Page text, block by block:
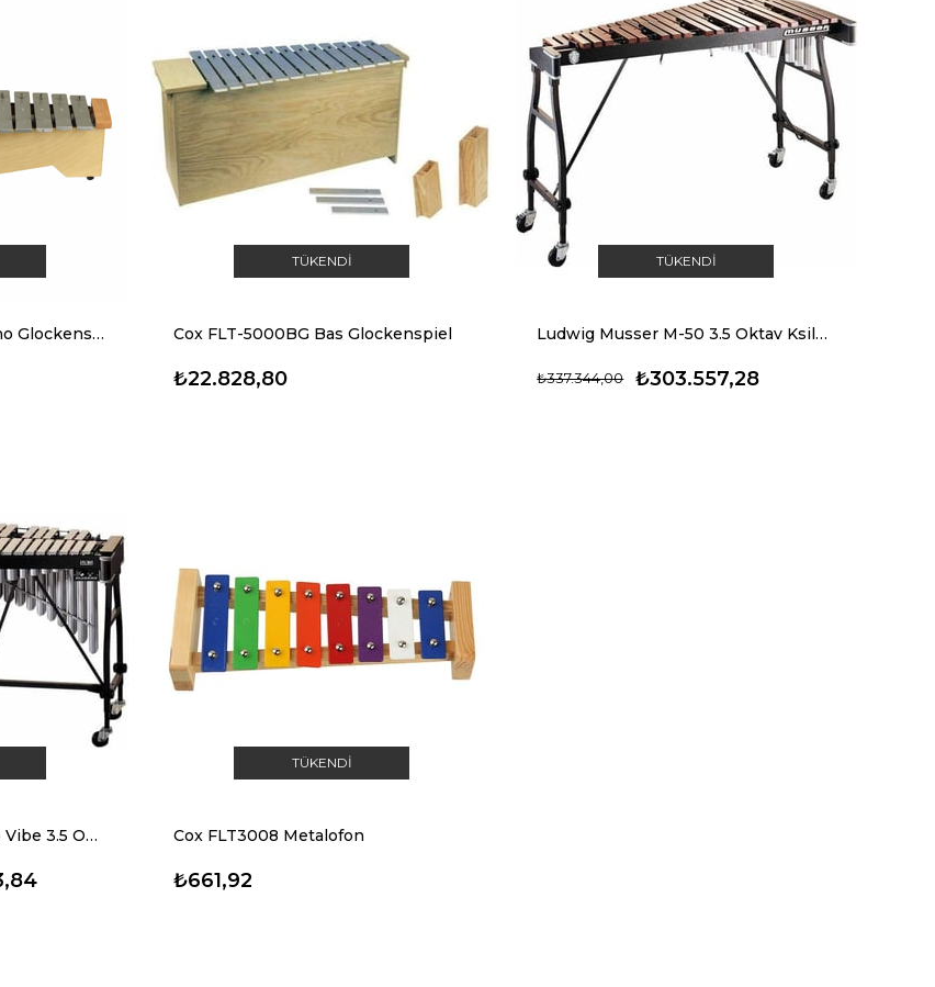
Cox FLT-5000SG Soprano Glockenspiel
TÜKENDI
Cox FLT-5000BG Bas Glockenspiel
₺22.828,80
TÜKENDI
Ludwig Musser M-50 3.5 Oktav Ksilofon
₺303.557,28
₺337.344,00
Ludwig Musser M55 Pro Vibe 3.5 Oktav Vibrafon
TÜKENDI
Cox FLT3008 Metalofon
₺661,92